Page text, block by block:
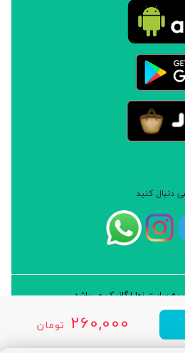
260,000 تومان
دنبال کنید
سایت نوا ارگانیک می‌باشد.
سورن ایرانیان (نرم افزار سارب)